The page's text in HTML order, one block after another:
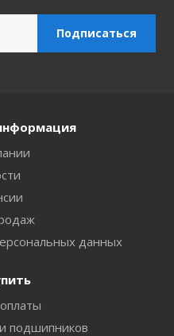
данных
подшипников